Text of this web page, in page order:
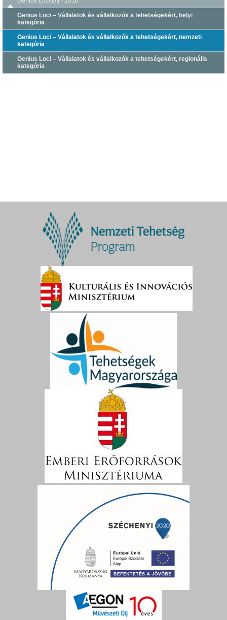
Genius Loci – Vállalatok és vállalkozók a tehetségekért, helyi
kategória
Genius Loci – Vállalatok és vállalkozók a tehetségekért, nemzeti
kategória
Genius Loci – Vállalatok és vállalkozók a tehetségekért, regionális
kategória